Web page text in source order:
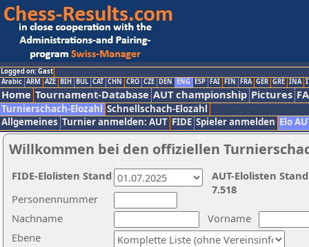
Logged on: Gast
Arabic ARM AZE BIH BUL CAT CHN CRO CZE DEN ENG ESP FAI FIN FRA GER GRE INA
Home Tournament-Database AUT championship Pictures
Turnierschach-Elozahl Schnellschach-Elozahl
Allgemeines Turnier anmelden: AUT FIDE Spieler anmelden Elo
Willkommen bei den offiziellen
Nachname
Vorname
Ebene
Personennummer
AUT-Elolisten
7.518
FIDE-Elolisten Stand